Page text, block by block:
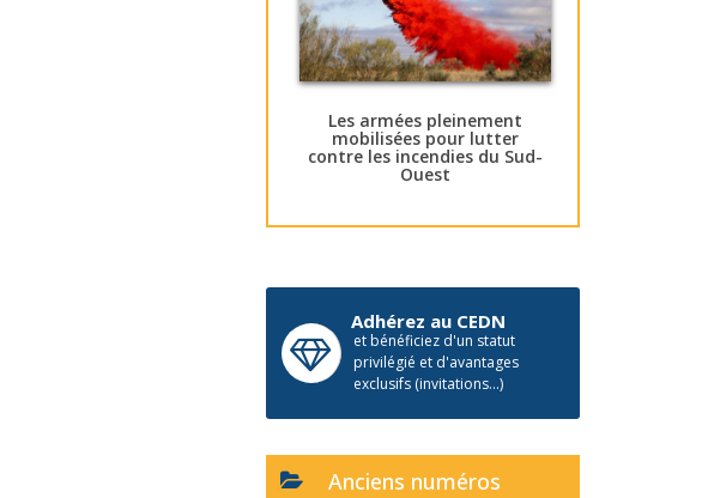
Les armées pleinement
mobilisées pour lutter
contre les incendies du Sud-
Ouest
Adhérez au CEDN
et bénéficiez d'un statut
privilégié et d'avantages
exclusifs (invitations...)
Anciens numéros